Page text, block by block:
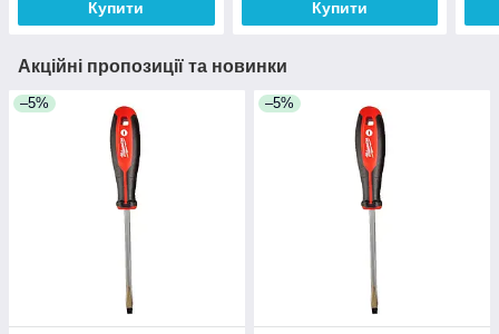
Купити Купити
Акційні пропозиції та новинки
–5% –5%